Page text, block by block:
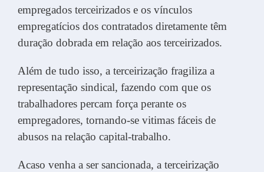
empregados terceirizados e os vínculos
empregatícios dos contratados diretamente têm
duração dobrada em relação aos terceirizados.
Além de tudo isso, a terceirização fragiliza a
representação sindical, fazendo com que os
trabalhadores percam força perante os
empregadores, tornando-se vitimas fáceis de
abusos na relação capital-trabalho.
Acaso venha a ser sancionada, a terceirização